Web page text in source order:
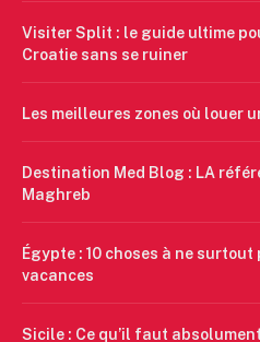
Visiter Split : le guide ultime
Croatie sans se ruiner
Les meilleures zones où louer
Destination Med Blog : LA
Maghreb
Égypte : 10 choses à ne
vacances
Sicile : Ce qu’il faut